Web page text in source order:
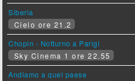
Siberia
Cielo ore 21.2
Chopin - Notturno a Parigi
Sky Cinema 1 ore 22.55
Andiamo a quel paese